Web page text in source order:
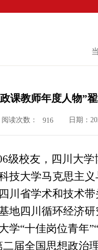
课教师年度人物”
阅读次数： 916 日期：
级校友，四川大
技大学马克思主
川省学术和技术
地四川循环经济
“十佳岗位青年
届全国思想政治